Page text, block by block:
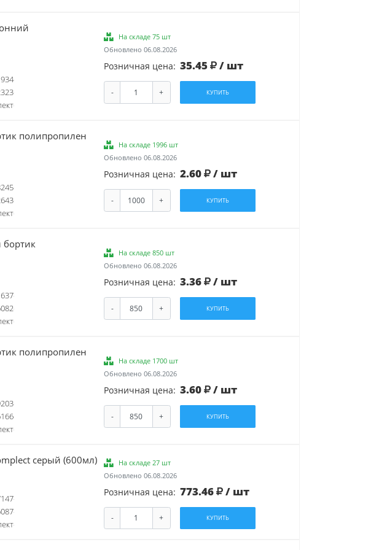
На складе 75 шт
Обновлено 06.08.2026
Розничная цена: 35.45 / шт
- + КУПИТЬ
полипропилен
На складе 1996 шт
Обновлено 06.08.2026
Розничная цена: 2.60 / шт
- + КУПИТЬ
На складе 850 шт
Обновлено 06.08.2026
Розничная цена: 3.36 / шт
- + КУПИТЬ
полипропилен
На складе 1700 шт
Обновлено 06.08.2026
Розничная цена: 3.60 / шт
- + КУПИТЬ
серый (600мл)
На складе 27 шт
Обновлено 06.08.2026
Розничная цена: 773.46 / шт
- + КУПИТЬ